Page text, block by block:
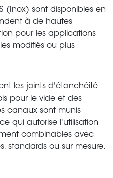
(Inox) sont disponibles en
à de hautes
pour les applications
modifiés ou plus
les joints d'étanchéité
pour le vide et des
canaux sont munis
qui autorise l'utilisation
combinables avec
standards ou sur mesure.